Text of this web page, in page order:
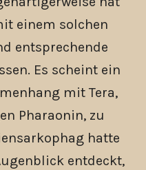
einem solchen
entsprechende
Es scheint ein
mit Tera,
Pharaonin, zu
hatte
entdeckt,